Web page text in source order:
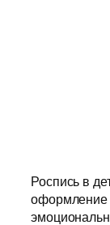
Роспись в
оформление